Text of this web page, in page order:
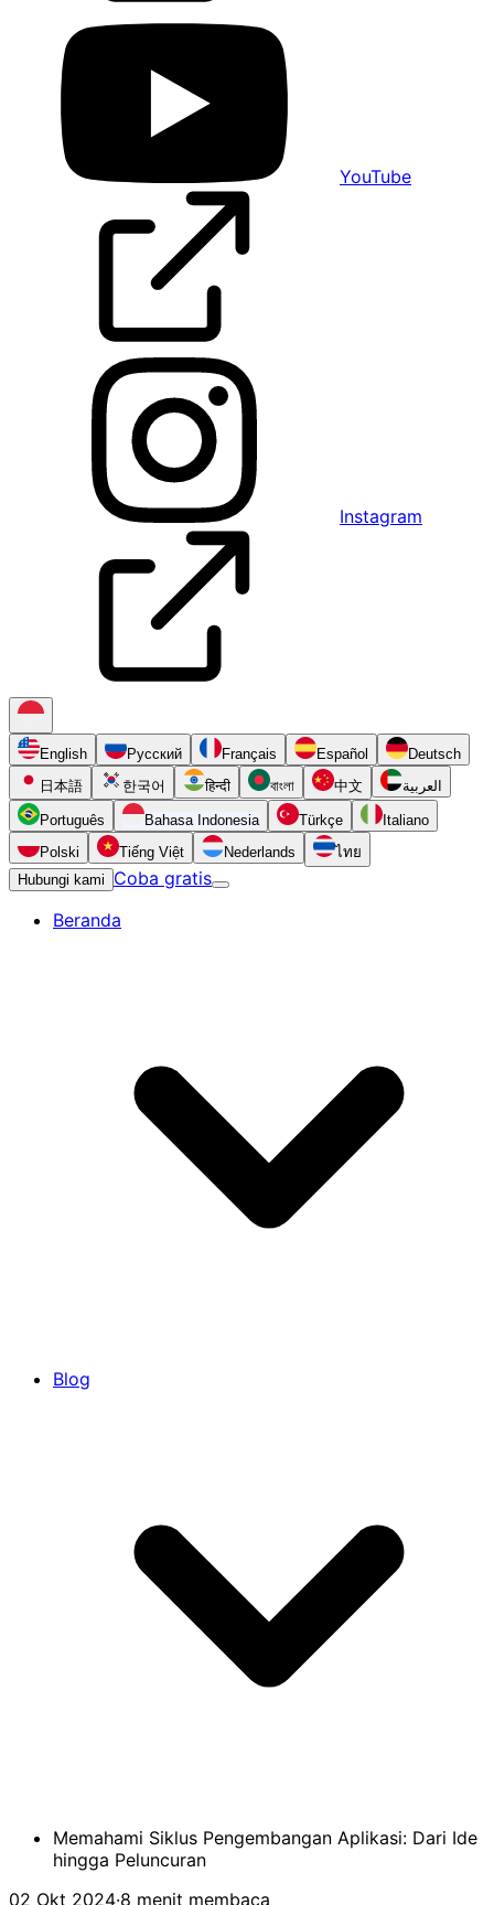
YouTube
Instagram
English Русский Français Español
Deutsch
日本語
한국어 हिन्दी বাংলা 中文 العربية
Português Bahasa Indonesia Türkçe
Italiano
Polski
Tiếng Việt Nederlands
ไทย
Hubungi kami
Coba gratis
Beranda
Blog
Memahami Siklus Pengembangan Aplikasi: Dari Ide
hingga Peluncuran
02 Okt 2024·8 menit membaca